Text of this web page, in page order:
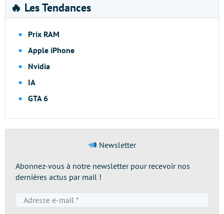
🔥 Les Tendances
Prix RAM
Apple iPhone
Nvidia
IA
GTA 6
Newsletter
Abonnez-vous à notre newsletter pour recevoir nos
dernières actus par mail !
e-